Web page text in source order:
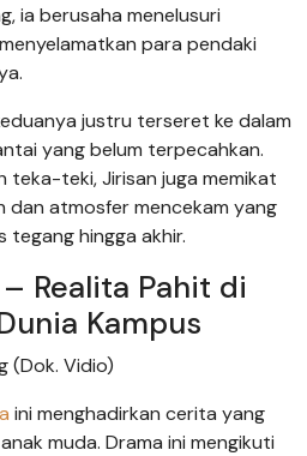
ia berusaha menelusuri
para pendaki
justru terseret ke dalam
yang belum terpecahkan.
teka-teki, Jirisan juga memikat
dan atmosfer mencekam yang
hingga akhir.
Realita Pahit di
Kampus
(Dok. Vidio)
ini menghadirkan cerita yang
muda. Drama ini mengikuti